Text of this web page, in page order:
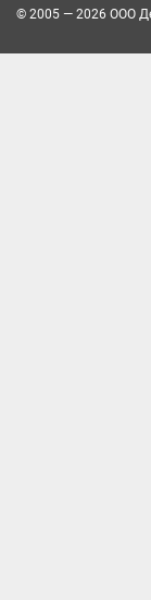
© 2005 — 2026 ООО